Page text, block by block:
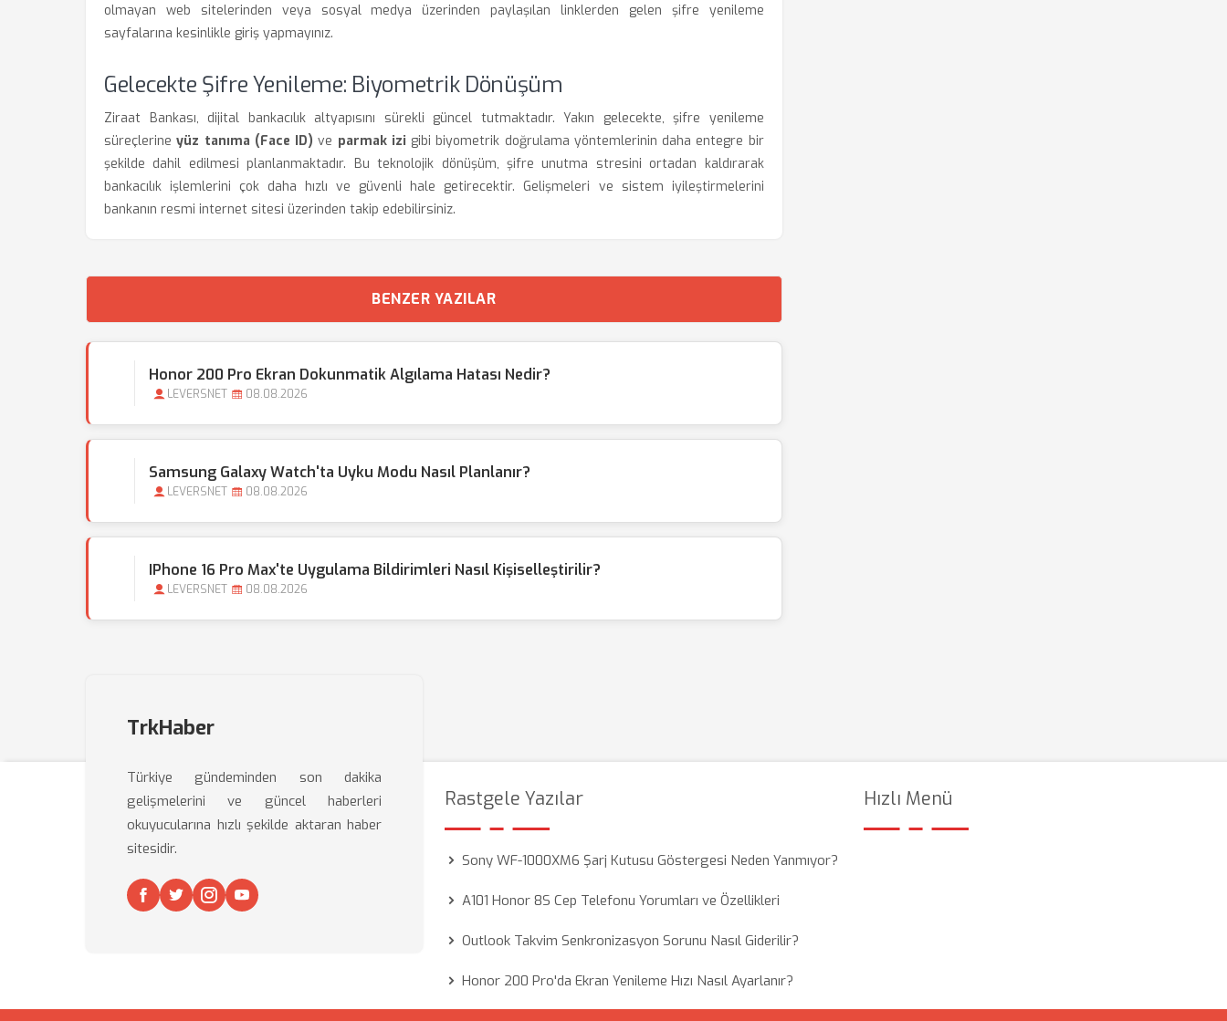
olmayan web sitelerinden veya sosyal medya üzerinden paylaşılan linklerden gelen şifre yenileme
sayfalarına kesinlikle giriş yapmayınız.
Gelecekte Şifre Yenileme: Biyometrik Dönüşüm
Ziraat Bankası, dijital bankacılık altyapısını sürekli güncel tutmaktadır. Yakın gelecekte, şifre yenileme
süreçlerineyüz tanıma (Face ID) ve parmak izi gibi biyometrik doğrulama yöntemlerinin daha entegre bir
şekilde dahil edilmesi planlanmaktadır. Bu teknolojik dönüşüm, şifre unutma stresini ortadan kaldırarak
bankacılık işlemlerini çok daha hızlı ve güvenli hale getirecektir. Gelişmeleri ve sistem iyileştirmelerini
bankanın resmi internet sitesi üzerinden takip edebilirsiniz.
BENZER YAZILAR
Honor 200 Pro Ekran Dokunmatik Algılama Hatası Nedir?
LEVERSNET 08.08.2026
Samsung Galaxy Watch'ta Uyku Modu Nasıl Planlanır?
LEVERSNET 08.08.2026
IPhone 16 Pro Max'te Uygulama Bildirimleri Nasıl Kişiselleştirilir?
LEVERSNET 08.08.2026
TrkHaber
Türkiye gündeminden son dakika
gelişmelerini ve güncel haberleri
okuyucularına hızlı şekilde aktaran haber
sitesidir.
Rastgele Yazılar
Sony WF-1000XM6 Şarj Kutusu Göstergesi Neden Yanmıyor?
A101 Honor 8S Cep Telefonu Yorumları ve Özellikleri
Outlook Takvim Senkronizasyon Sorunu Nasıl Giderilir?
Honor 200 Pro'da Ekran Yenileme Hızı Nasıl Ayarlanır?
Hızlı Menü